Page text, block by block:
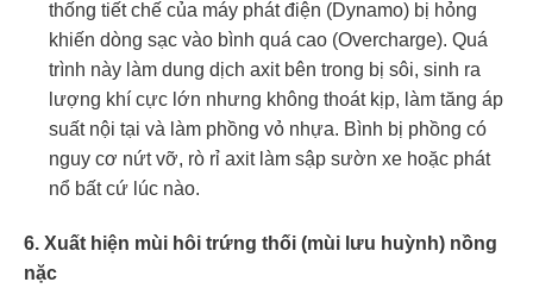
thống tiết chế của máy phát điện (Dynamo) bị hỏng
khiến dòng sạc vào bình quá cao (Overcharge). Quá
trình này làm dung dịch axit bên trong bị sôi, sinh ra
lượng khí cực lớn nhưng không thoát kịp, làm tăng áp
suất nội tại và làm phồng vỏ nhựa. Bình bị phồng có
nguy cơ nứt vỡ, rò rỉ axit làm sập sườn xe hoặc phát
nổ bất cứ lúc nào.
6. Xuất hiện mùi hôi trứng thối (mùi lưu huỳnh) nồng
nặc